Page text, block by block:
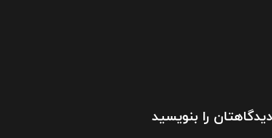
دیدگاهتان را بنویسید